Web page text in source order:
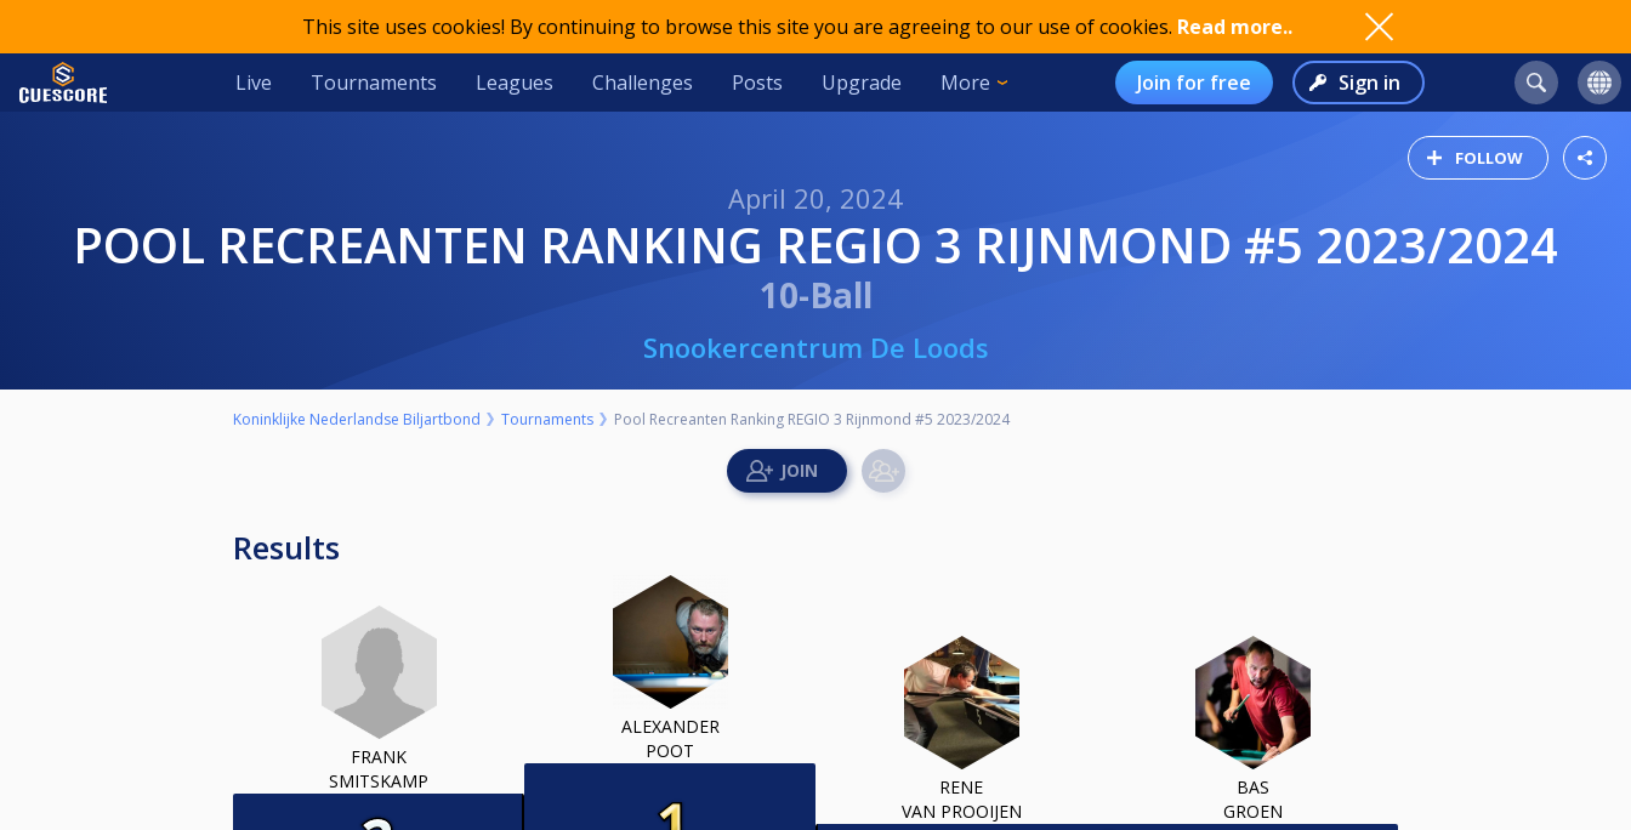
This site uses cookies! By continuing to browse this site you are agreeing to our use of cookies. Read more..
Live Tournaments Leagues Challenges Posts Upgrade More Join for free Sign in
FOLLOW
April 20, 2024
POOL RECREANTEN RANKING REGIO 3 RIJNMOND #5 2023/2024
10-Ball
Snookercentrum De Loods
Koninklijke Nederlandse Biljartbond Tournaments Pool Recreanten Ranking REGIO 3 Rijnmond #5 2023/2024
Results
FRANK
SMITSKAMP
ALEXANDER
POOT
RENE
VAN PROOIJEN
BAS
GROEN